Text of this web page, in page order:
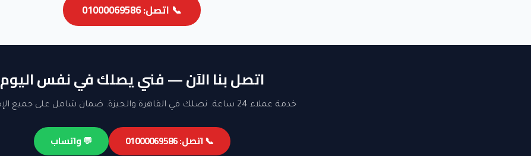
📞 اتصل: 01000069586
اتصل بنا الآن — فني يصلك في نفس اليوم
خدمة عملاء 24 ساعة. نصلك في القاهرة والجيزة. ضمان شامل على جميع الإصلاحات.
📞 اتصل: 01000069586 💬 واتساب